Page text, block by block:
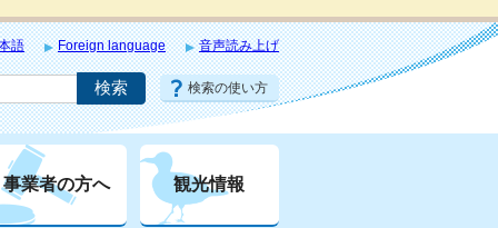
語 Foreign language 音声読み上げ
検索の使い方
事業者の方へ 観光情報